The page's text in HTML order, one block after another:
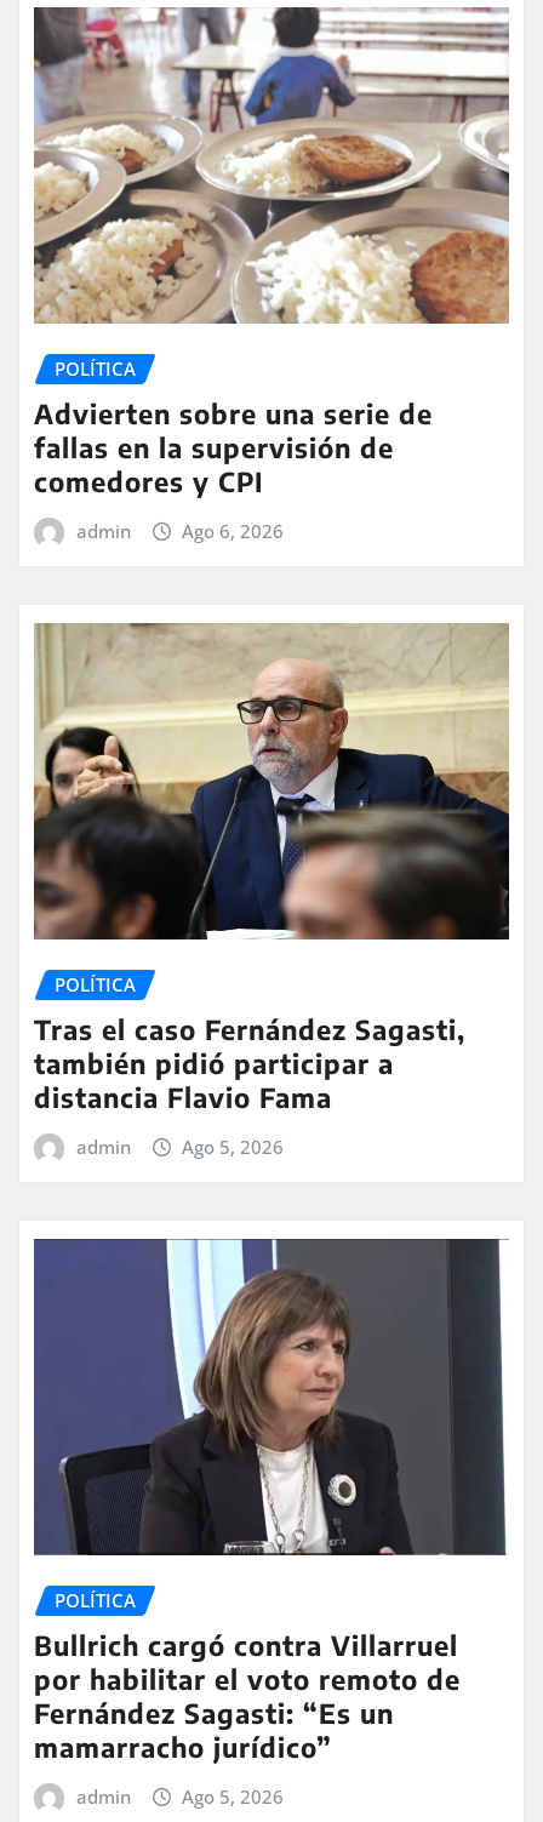
POLÍTICA
Advierten sobre una serie de
fallas en la supervisión de
comedores y CPI
admin Ago 6, 2026
POLÍTICA
Tras el caso Fernández Sagasti,
también pidió participar a
distancia Flavio Fama
admin Ago 5, 2026
POLÍTICA
Bullrich cargó contra Villarruel
por habilitar el voto remoto de
Fernández Sagasti: “Es un
mamarracho jurídico”
admin Ago 5, 2026